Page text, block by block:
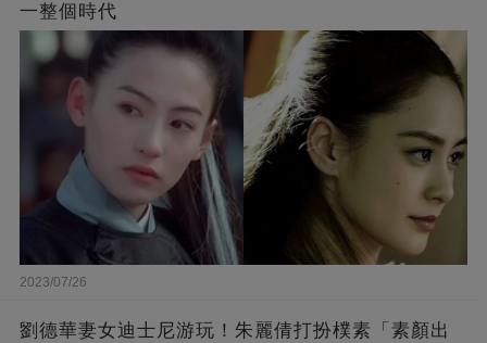
一整個時代
2023/07/26
劉德華妻女迪士尼游玩！朱麗倩打扮樸素「素顏出